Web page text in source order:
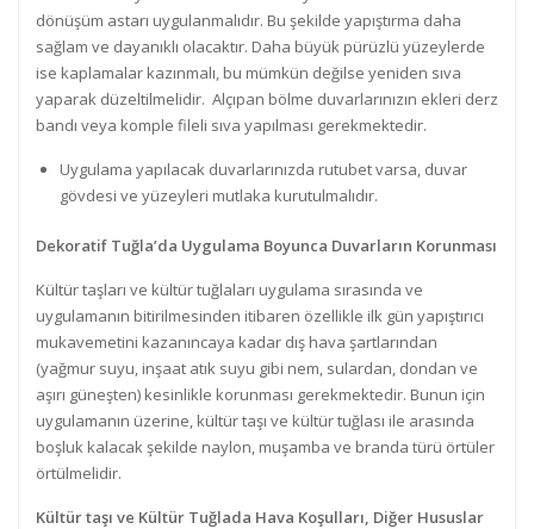
dönüşüm astarı uygulanmalıdır. Bu şekilde yapıştırma daha
sağlam ve dayanıklı olacaktır. Daha büyük pürüzlü yüzeylerde
ise kaplamalar kazınmalı, bu mümkün değilse yeniden sıva
yaparak düzeltilmelidir. Alçıpan bölme duvarlarınızın ekleri derz
bandı veya komple fileli sıva yapılması gerekmektedir.
Uygulama yapılacak duvarlarınızda rutubet varsa, duvar
gövdesi ve yüzeyleri mutlaka kurutulmalıdır.
Dekoratif Tuğla’da Uygulama Boyunca Duvarların Korunması
Kültür taşları ve kültür tuğlaları uygulama sırasında ve
uygulamanın bitirilmesinden itibaren özellikle ilk gün yapıştırıcı
mukavemetini kazanıncaya kadar dış hava şartlarından
(yağmur suyu, inşaat atık suyu gibi nem, sulardan, dondan ve
aşırı güneşten) kesinlikle korunması gerekmektedir. Bunun için
uygulamanın üzerine, kültür taşı ve kültür tuğlası ile arasında
boşluk kalacak şekilde naylon, muşamba ve branda türü örtüler
örtülmelidir.
Kültür taşı ve Kültür Tuğlada Hava Koşulları, Diğer Hususlar